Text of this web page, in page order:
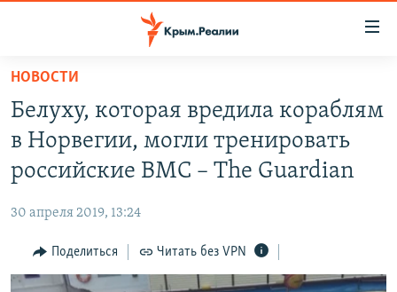
Вернуться
основному
содержанию
Вернутся
главной
навигации
Вернутся
СПЕЦПРОЕКТЫ
ГРУЗ 200
11 ЛЕТ ОККУПАЦИИ КРЫМА. 11 ИСТОРИЙ СОПРОТИВЛЕНИЯ
ЕЩЕ
ИНТЕРАКТИВ
ИНФОГРАФИКА
РАДІО СВОБОДА
КАК ОБОЙТИ БЛОКИРОВКУ
НОВОСТИ
Белуху, которая вредила кораблям
в Норвегии, могли тренировать
российские ВМС – The Guardian
30 апреля 2019, 13:24
Поделиться Читать без VPN